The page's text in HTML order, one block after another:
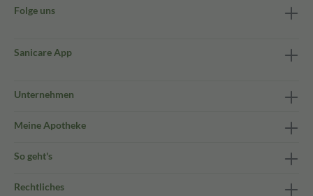
Folge uns
Sanicare App
Unternehmen
Meine Apotheke
So geht's
Rechtliches